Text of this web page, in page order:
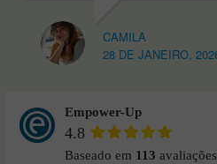
CAMILA
28 DE JANEIRO, 2026
Empower-Up
4.8
Baseado em 113 avaliações